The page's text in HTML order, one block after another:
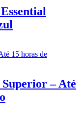
– Até